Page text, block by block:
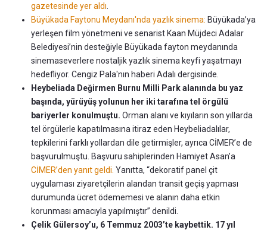
gazetesinde yer aldı.
Büyükada Faytonu Meydanı'nda yazlık sinema: Büyükada’ya
yerleşen film yönetmeni ve senarist Kaan Müjdeci Adalar
Belediyesi’nin desteğiyle Büyükada fayton meydanında
sinemaseverlere nostaljik yazlık sinema keyfi yaşatmayı
hedefliyor. Cengiz Pala'nın haberi Adalı dergisinde.
Heybeliada Değirmen Burnu Milli Park alanında bu yaz
başında, yürüyüş yolunun her iki tarafına tel örgülü
bariyerler konulmuştu. Orman alanı ve kıyıların son yıllarda
tel örgülerle kapatılmasına itiraz eden Heybeliadalılar,
tepkilerini farklı yollardan dile getirmişler, ayrıca CİMER’e de
başvurulmuştu. Başvuru sahiplerinden Hamiyet Asan’a
CİMER’den yanıt geldi. Yanıtta, “dekoratif panel çit
uygulaması ziyaretçilerin alandan transit geçiş yapması
durumunda ücret ödememesi ve alanın daha etkin
korunması amacıyla yapılmıştır” denildi.
Çelik Gülersoy’u, 6 Temmuz 2003’te kaybettik. 17 yıl